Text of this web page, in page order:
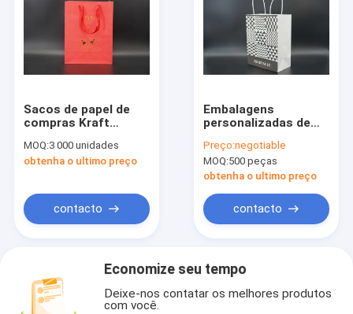
Sacos de papel de
compras Kraft
alças de fita
MOQ:3 000 unidades
obtenha o ultimo preço
contacto
Embalagens
personalizadas de
de presente com
logotipo do cliente
Bolsas de papel de
torção
Preço:negotiable
MOQ:500 peças
obtenha o ultimo preço
contacto
Economize seu tempo
Deixe-nos contatar os melhores produtos
com você.